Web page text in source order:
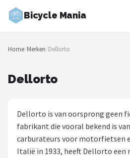
Bicycle Mania
Zoeken
NAVIGATIE
Blog
Fietsroutes
Home/Merken/Dellorto
Dellorto
Dellorto is van oorsprong geen
fabrikant die vooral bekend is
carburateurs voor motorfietsen
Italië in 1933, heeft Dellorto een